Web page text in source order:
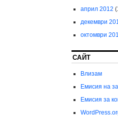
април 2012
декември
октомври
САЙТ
Влизам
Емисия на
Емисия за